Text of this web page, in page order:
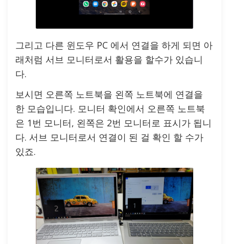
그리고 다른 윈도우 PC 에서 연결을 하게 되면 아
래처럼 서브 모니터로서 활용을 할수가 있습니
다.
보시면 오른쪽 노트북을 왼쪽 노트북에 연결을
한 모습입니다. 모니터 확인에서 오른쪽 노트북
은 1번 모니터, 왼쪽은 2번 모니터로 표시가 됩니
다. 서브 모니터로서 연결이 된 걸 확인 할 수가
있죠.